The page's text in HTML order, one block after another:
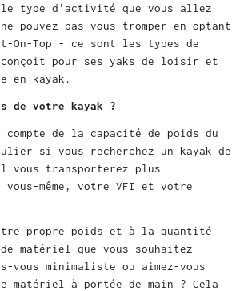
le type d'activité que vous allez
pouvez pas vous tromper en optant
On-Top - ce sont les types de
conçoit pour ses yaks de loisir et
en kayak.
de votre kayak ?
compte de la capacité de poids du
si vous recherchez un kayak de
vous transporterez plus
vous-même, votre VFI et votre
propre poids et à la quantité
matériel que vous souhaitez
vous minimaliste ou aimez-vous
matériel à portée de main ? Cela